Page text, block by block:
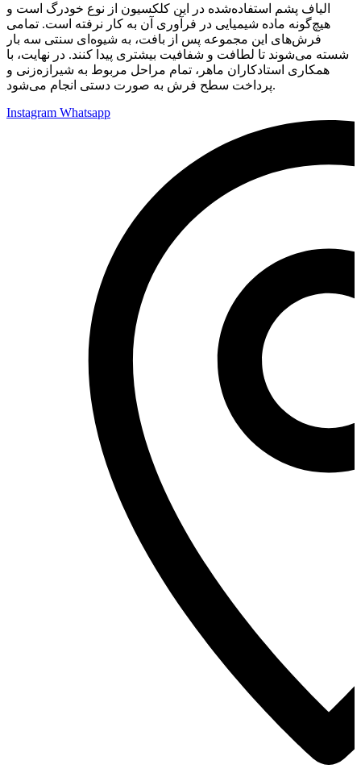
الیاف پشم استفاده‌شده در این کلکسیون از نوع خودرگ است و
هیچ‌گونه ماده شیمیایی در فرآوری آن به کار نرفته است. تمامی
فرش‌های این مجموعه پس از بافت، به شیوه‌ای سنتی سه بار
شسته می‌شوند تا لطافت و شفافیت بیشتری پیدا کنند. در نهایت، با
همکاری استادکاران ماهر، تمام مراحل مربوط به شیرازه‌زنی و
پرداخت سطح فرش به صورت دستی انجام می‌شود.
Instagram Whatsapp